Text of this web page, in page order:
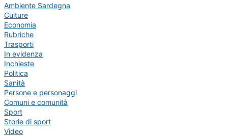
Ambiente Sardegna
Culture
Economia
Rubriche
Trasporti
In evidenza
Inchieste
Politica
Sanità
Persone e personaggi
Comuni e comunità
Sport
Storie di sport
Video